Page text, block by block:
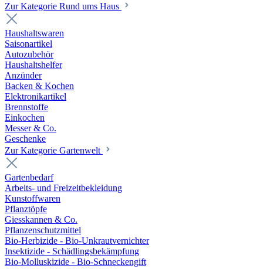
Zur Kategorie Rund ums Haus
Haushaltswaren
Saisonartikel
Autozubehör
Haushaltshelfer
Anzünder
Backen & Kochen
Elektronikartikel
Brennstoffe
Einkochen
Messer & Co.
Geschenke
Zur Kategorie Gartenwelt
Gartenbedarf
Arbeits- und Freizeitbekleidung
Kunstoffwaren
Pflanztöpfe
Giesskannen & Co.
Pflanzenschutzmittel
Bio-Herbizide - Bio-Unkrautvernichter
Insektizide - Schädlingsbekämpfung
Bio-Molluskizide - Bio-Schneckengift